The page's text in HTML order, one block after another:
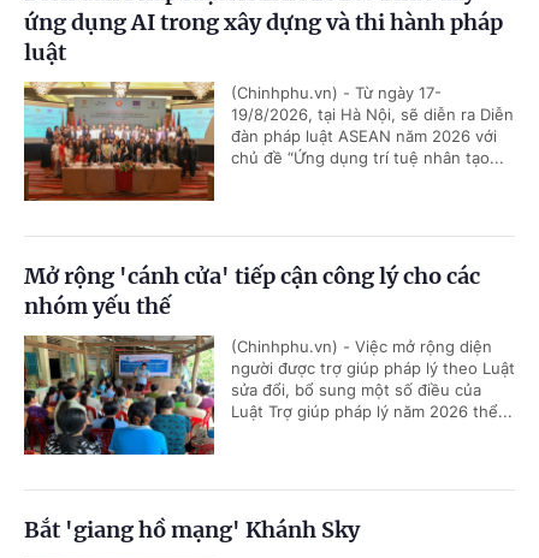
ứng dụng AI trong xây dựng và thi hành pháp
luật
(Chinhphu.vn) - Từ ngày 17-
19/8/2026, tại Hà Nội, sẽ diễn ra Diễn
đàn pháp luật ASEAN năm 2026 với
chủ đề “Ứng dụng trí tuệ nhân tạo...
Mở rộng 'cánh cửa' tiếp cận công lý cho các
nhóm yếu thế
(Chinhphu.vn) - Việc mở rộng diện
người được trợ giúp pháp lý theo Luật
sửa đổi, bổ sung một số điều của
Luật Trợ giúp pháp lý năm 2026 thể...
Bắt 'giang hồ mạng' Khánh Sky